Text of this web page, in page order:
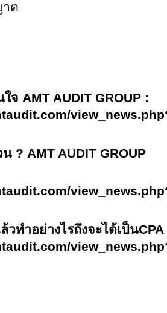
ต
ใจ AMT AUDIT GROUP :
น ? AMT AUDIT GROUP
วทำอย่างไรถึงจะได้เป็นCPA